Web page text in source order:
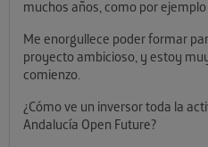
muchos años, como por
Me enorgullece poder formar
proyecto ambicioso, y estoy
comienzo.
¿Cómo ve un inversor toda la
Andalucía Open Future?